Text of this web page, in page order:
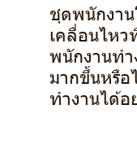
ชุดพนักงาน
เคลื่อนไห
พนักงานทำ
มากขึ้นหรื
ทำงานได้อ